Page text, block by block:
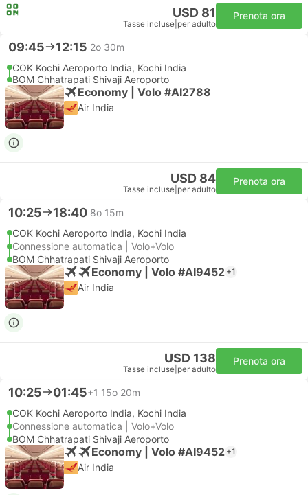
USD 81
Tasse incluse per adulto
Prenota ora
09:45 12:15 2o 30m
COK Kochi Aeroporto India, Kochi India
BOM Chhatrapati Shivaji Aeroporto
Economy | Volo #AI2788
Air India
USD 84
Tasse incluse per adulto
Prenota ora
10:25 18:40 8o 15m
COK Kochi Aeroporto India, Kochi India
Connessione automatica | Volo+Volo
BOM Chhatrapati Shivaji Aeroporto
Economy | Volo #AI9452 +1
Air India
USD 138
Tasse incluse per adulto
Prenota ora
10:25 01:45+1 15o 20m
COK Kochi Aeroporto India, Kochi India
Connessione automatica | Volo+Volo
BOM Chhatrapati Shivaji Aeroporto
Economy | Volo #AI9452 +1
Air India